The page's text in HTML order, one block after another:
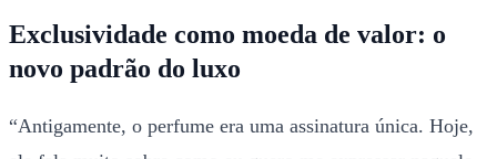
Exclusividade como moeda de valor: o
novo padrão do luxo
“Antigamente, o perfume era uma assinatura única. Hoje,